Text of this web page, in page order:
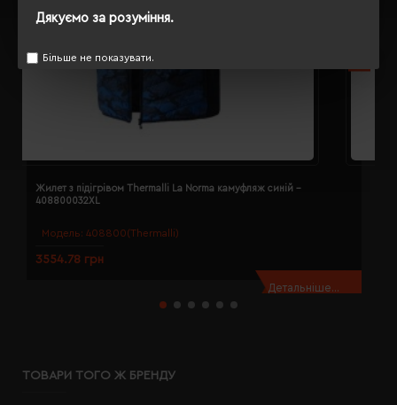
Дякуємо за розуміння.
Більше не показувати.
Модель: 408800(Thermalli)
Жилет з підігрівом Thermalli La Norma камуфляж синій -
408800032XL
3554.78 грн
Детальніше...
ТОВАРИ ТОГО Ж БРЕНДУ